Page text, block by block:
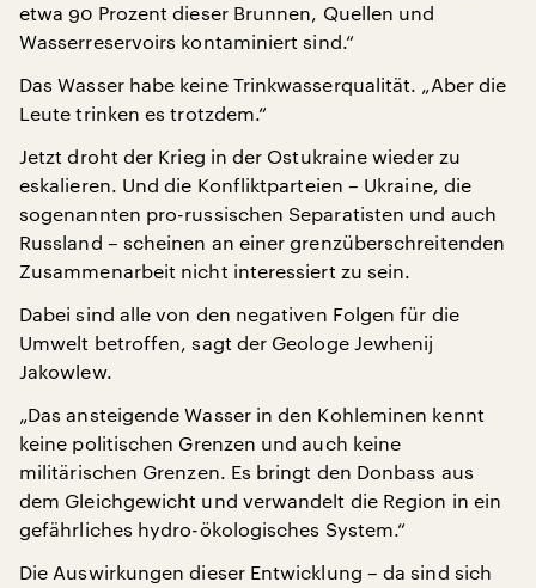
etwa 90 Prozent dieser Brunnen, Quellen und
Wasserreservoirs kontaminiert sind.“
Das Wasser habe keine Trinkwasserqualität. „Aber die
Leute trinken es trotzdem.“
Jetzt droht der Krieg in der Ostukraine wieder zu
eskalieren. Und die Konfliktparteien – Ukraine, die
sogenannten pro-russischen Separatisten und auch
Russland – scheinen an einer grenzüberschreitenden
Zusammenarbeit nicht interessiert zu sein.
Dabei sind alle von den negativen Folgen für die
Umwelt betroffen, sagt der Geologe Jewhenij
Jakowlew.
„Das ansteigende Wasser in den Kohleminen kennt
keine politischen Grenzen und auch keine
militärischen Grenzen. Es bringt den Donbass aus
dem Gleichgewicht und verwandelt die Region in ein
gefährliches hydro-ökologisches System.“
Die Auswirkungen dieser Entwicklung – da sind sich